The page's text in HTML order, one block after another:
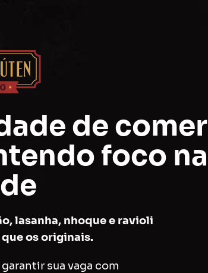
de comer
foco na
lasanha, nhoque e ravioli
os originais.
sua vaga com